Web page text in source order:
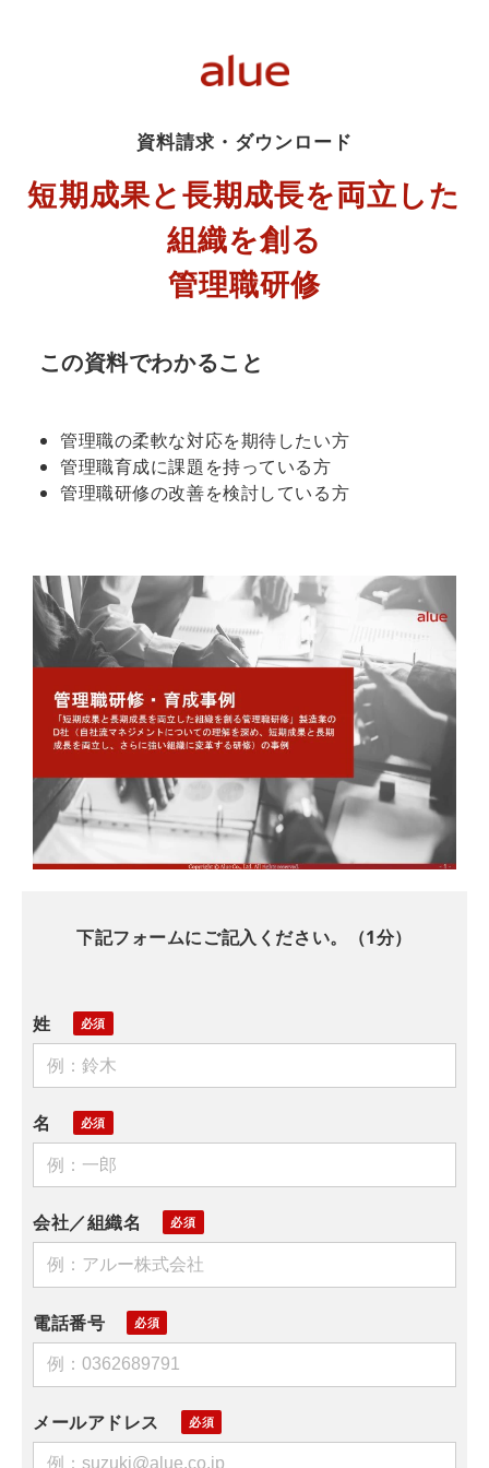
資料請求・ダウンロード
短期成果と長期成長を両立した
組織を創る
管理職研修
この資料でわかること
管理職の柔軟な対応を期待したい方
管理職育成に課題を持っている方
管理職研修の改善を検討している方
下記フォームにご記入ください。（1分）
姓
名
会社／組織名
電話番号
メールアドレス